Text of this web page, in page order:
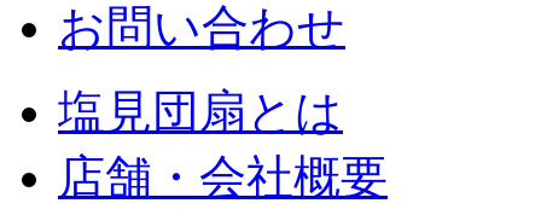
お問い合わせ
塩見団扇とは
店舗・会社概要